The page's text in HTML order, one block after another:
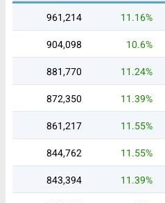
11.16%
961,214
10.6%
904,098
11.24%
881,770
11.39%
872,350
11.55%
861,217
11.55%
844,762
11.39%
843,394